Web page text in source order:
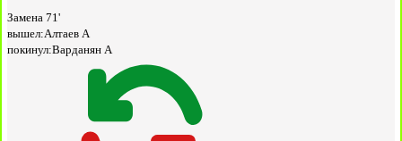
Замена 71'
вышел:Алтаев А
покинул:Варданян А